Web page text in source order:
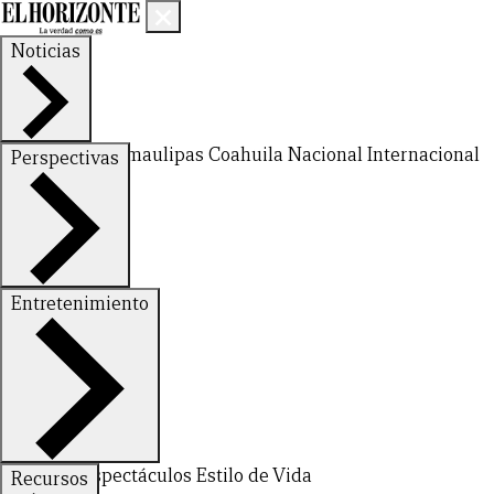
Noticias
Nuevo LeónTamaulipas Coahuila NacionalInternacional
Perspectivas
FinanzasOpinión
Entretenimiento
DeportesEspectáculos Estilo de Vida
Recursos
CERRAR